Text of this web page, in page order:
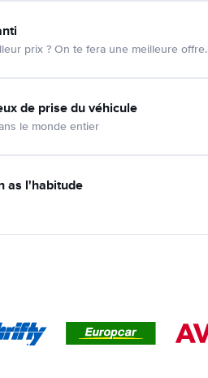
prix ? On te fera une meilleure offre.
de prise du véhicule
le monde entier
as l'habitude